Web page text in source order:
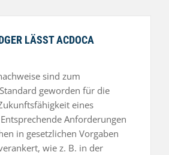
LÄSST ACDOCA
sind zum
geworden für die
eines
Anforderungen
in gesetzlichen Vorgaben
wie z. B. in der